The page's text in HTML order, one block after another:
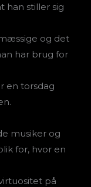
han stiller sig
og det
har brug for
en torsdag
musiker og
for, hvor en
på